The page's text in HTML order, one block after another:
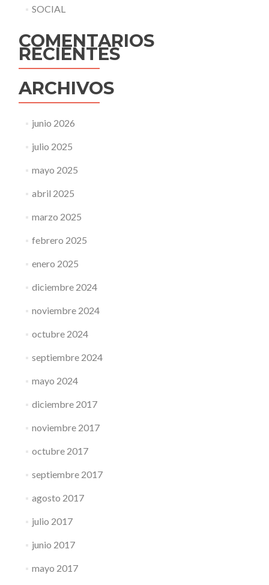
SOCIAL
COMENTARIOS
RECIENTES
ARCHIVOS
junio 2026
julio 2025
mayo 2025
abril 2025
marzo 2025
febrero 2025
enero 2025
diciembre 2024
noviembre 2024
octubre 2024
septiembre 2024
mayo 2024
diciembre 2017
noviembre 2017
octubre 2017
septiembre 2017
agosto 2017
julio 2017
junio 2017
mayo 2017